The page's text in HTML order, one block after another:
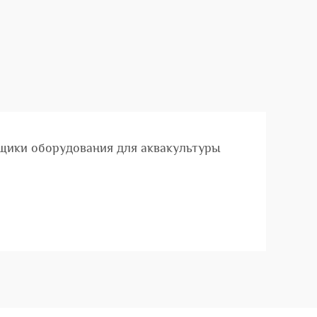
оборудования для аквакультуры